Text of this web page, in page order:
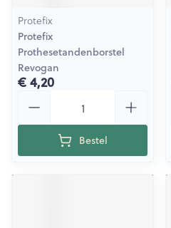
Protefix
Protefix
Prothesetandenborstel
Revogan
€ 4,20
Bestel